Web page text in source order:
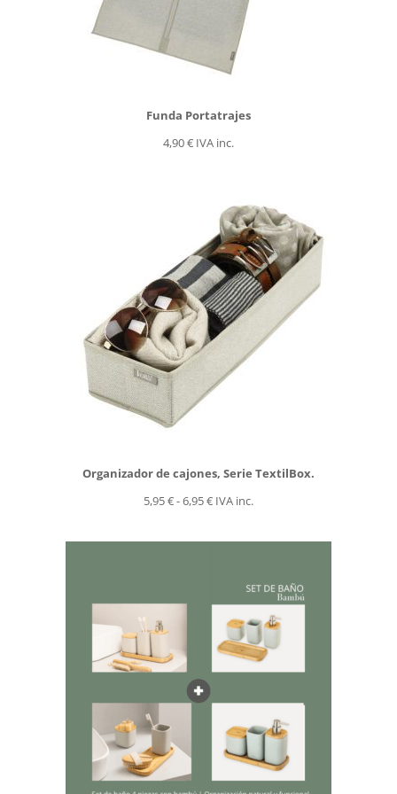
Funda Portatrajes
4,90€ IVA inc.
Organizador de cajones, Serie TextilBox.
5,95€-6,95€Rango
precios:
hasta
6,95 €
IVA inc.